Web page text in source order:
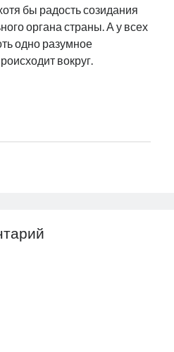
бы радость созидания
органа страны. А у всех
одно разумное
вокруг.